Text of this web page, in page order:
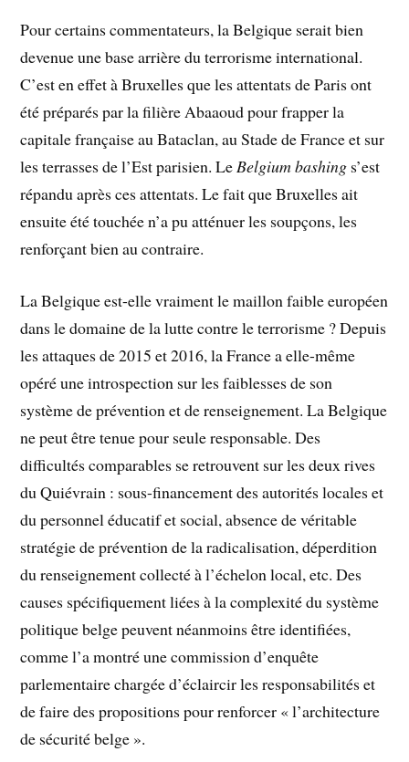
Pour certains commentateurs, la Belgique serait bien
devenue une base arrière du terrorisme international.
C’est en effet à Bruxelles que les attentats de Paris ont
été préparés par la filière Abaaoud pour frapper la
capitale française au Bataclan, au Stade de France et sur
les terrasses de l’Est parisien. LeBelgium bashing s’est
répandu après ces attentats. Le fait que Bruxelles ait
ensuite été touchée n’a pu atténuer les soupçons, les
renforçant bien au contraire.
La Belgique est-elle vraiment le maillon faible européen
dans le domaine de la lutte contre le terrorisme ? Depuis
les attaques de 2015 et 2016, la France a elle-même
opéré une introspection sur les faiblesses de son
système de prévention et de renseignement. La Belgique
ne peut être tenue pour seule responsable. Des
difficultés comparables se retrouvent sur les deux rives
du Quiévrain : sous-financement des autorités locales et
du personnel éducatif et social, absence de véritable
stratégie de prévention de la radicalisation, déperdition
du renseignement collecté à l’échelon local, etc. Des
causes spécifiquement liées à la complexité du système
politique belge peuvent néanmoins être identifiées,
comme l’a montré une commission d’enquête
parlementaire chargée d’éclaircir les responsabilités et
de faire des propositions pour renforcer « l’architecture
de sécurité belge ».